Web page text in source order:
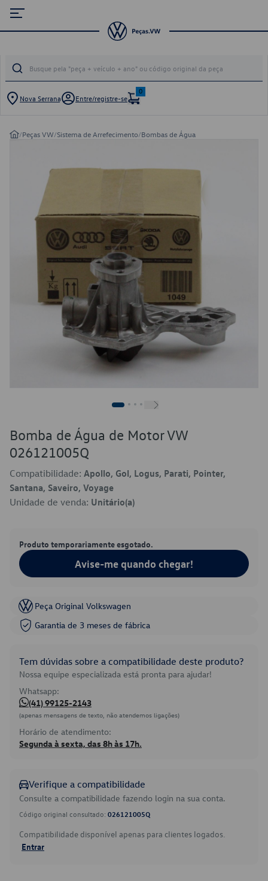
Nova Serrana Entre/registre-se
0
/Peças VW/Sistema de Arrefecimento/Bombas de Água
Bomba de Água de Motor VW
026121005Q
Compatibilidade: Apollo, Gol, Logus, Parati, Pointer,
Santana, Saveiro, Voyage
Unidade de venda: Unitário(a)
Produto temporariamente esgotado.
Avise-me quando chegar!
Peça Original Volkswagen
Garantia de 3 meses de fábrica
Tem dúvidas sobre a compatibilidade deste produto?
Nossa equipe especializada está pronta para ajudar!
Whatsapp:
(41) 99125-2143
(apenas mensagens de texto, não atendemos ligações)
Horário de atendimento:
Segunda à sexta, das 8h às 17h.
Verifique a compatibilidade
Consulte a compatibilidade fazendo login na sua conta.
Código original consultado: 026121005Q
Compatibilidade disponível apenas para clientes logados.
Entrar